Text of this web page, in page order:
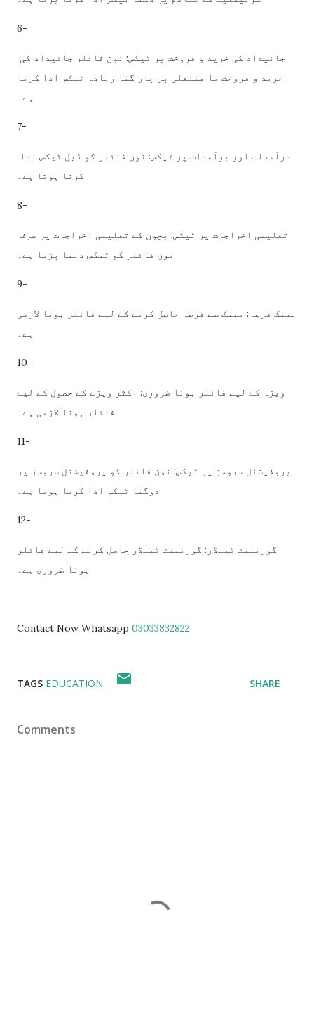
6-
خرید و فروخت یا منتقلی پر چار گنا زیادہ ٹیکس ادا کرتا
ہے۔
7-
کرنا ہوتا ہے۔
8-
نون فائلر کو ٹیکس دینا پڑتا ہے۔
9-
بینک قرضہ: بینک سے قرضہ حاصل کرنے کے لیے فائلر ہونا لازمی
ہے۔
10-
ویزہ کے لیے فائلر ہونا ضروری: اکثر ویزے کے حصول کے لیے
فائلر ہونا لازمی ہے۔
11-
پروفیشنل سروسز پر ٹیکس: نون فائلر کو پروفیشنل سروسز پر
دوگنا ٹیکس ادا کرنا ہوتا ہے۔
12-
گورنمنٹ ٹینڈر: گورنمنٹ ٹینڈر حاصل کرنے کے لیے فائلر
ہونا ضروری ہے۔
Contact Now Whatsapp 03033832822
TAGS EDUCATION SHARE
Comments